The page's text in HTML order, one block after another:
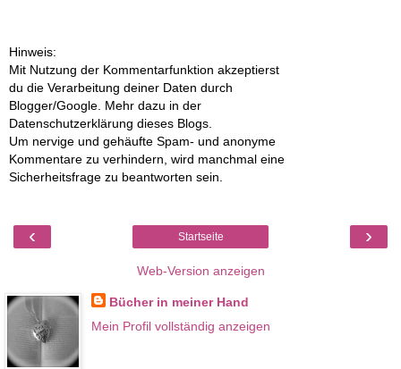
Hinweis:
Mit Nutzung der Kommentarfunktion akzeptierst
du die Verarbeitung deiner Daten durch
Blogger/Google. Mehr dazu in der
Datenschutzerklärung dieses Blogs.
Um nervige und gehäufte Spam- und anonyme
Kommentare zu verhindern, wird manchmal eine
Sicherheitsfrage zu beantworten sein.
‹ ›
Startseite
Web-Version anzeigen
Bücher in meiner Hand
Mein Profil vollständig anzeigen